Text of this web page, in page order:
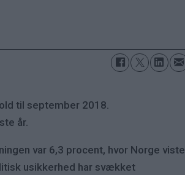
til september 2018.
år.
var 6,3 procent, hvor Norge viste
usikkerhed har svækket